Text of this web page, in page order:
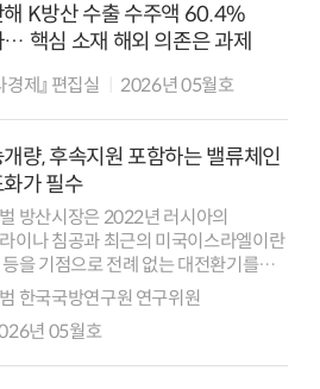
해 K방산 수출 수주액 60.4%
핵심 소재 해외 의존은 과제
경제』 편집실 2026년 05월호
량, 후속지원 포함하는 밸류체인
가 필수
방산시장은 2022년 러시아의
이나 침공과 최근의 미국이스라엘이란
을 기점으로 전례 없는 대전환기를
고 있다. 스톡홀름국제평화연구소
의 2025년 보고서에 따르면, 2024년
100대 방산기업의 총매출은 6,790...
한국국방연구원 연구위원
년 05월호